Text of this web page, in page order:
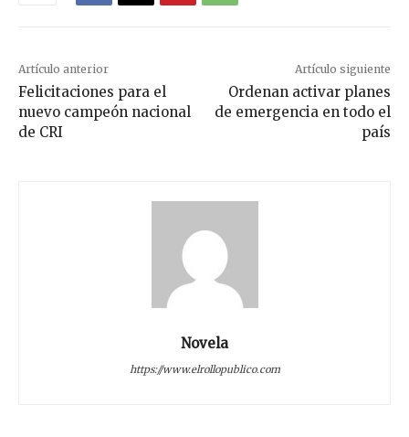
Artículo anterior
Felicitaciones para el
nuevo campeón nacional
de CRI
Artículo siguiente
Ordenan activar planes
de emergencia en todo el
país
Novela
https://www.elrollopublico.com